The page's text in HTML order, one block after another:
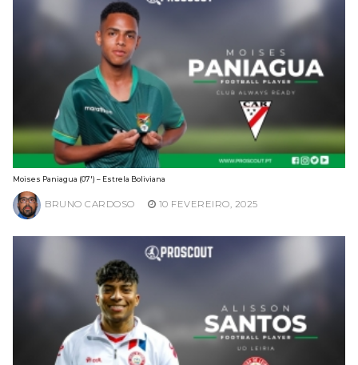
Moises Paniagua (07′) – Estrela Boliviana
BRUNO CARDOSO 10 FEVEREIRO, 2025